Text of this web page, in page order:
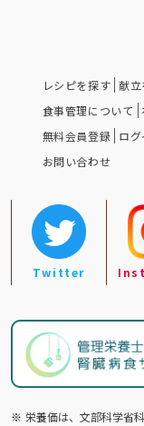
レシピを探す 献立
食事管理について
無料会員登録 ログ
お問い合わせ
Twitter
※ 栄養価は、文部科学省